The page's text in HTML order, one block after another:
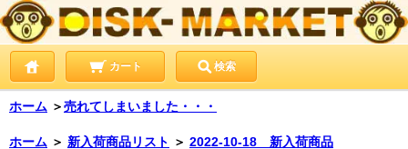
カート 検索
ホーム ＞売れてしまいました・・・
ホーム ＞ 新入荷商品リスト ＞ 2022-10-18 新入荷商品